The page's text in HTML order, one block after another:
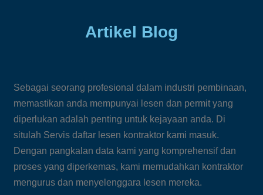
Artikel Blog
Sebagai seorang profesional dalam industri pembinaan,
memastikan anda mempunyai lesen dan permit yang
diperlukan adalah penting untuk kejayaan anda. Di
situlah Servis daftar lesen kontraktor kami masuk.
Dengan pangkalan data kami yang komprehensif dan
proses yang diperkemas, kami memudahkan kontraktor
mengurus dan menyelenggara lesen mereka.